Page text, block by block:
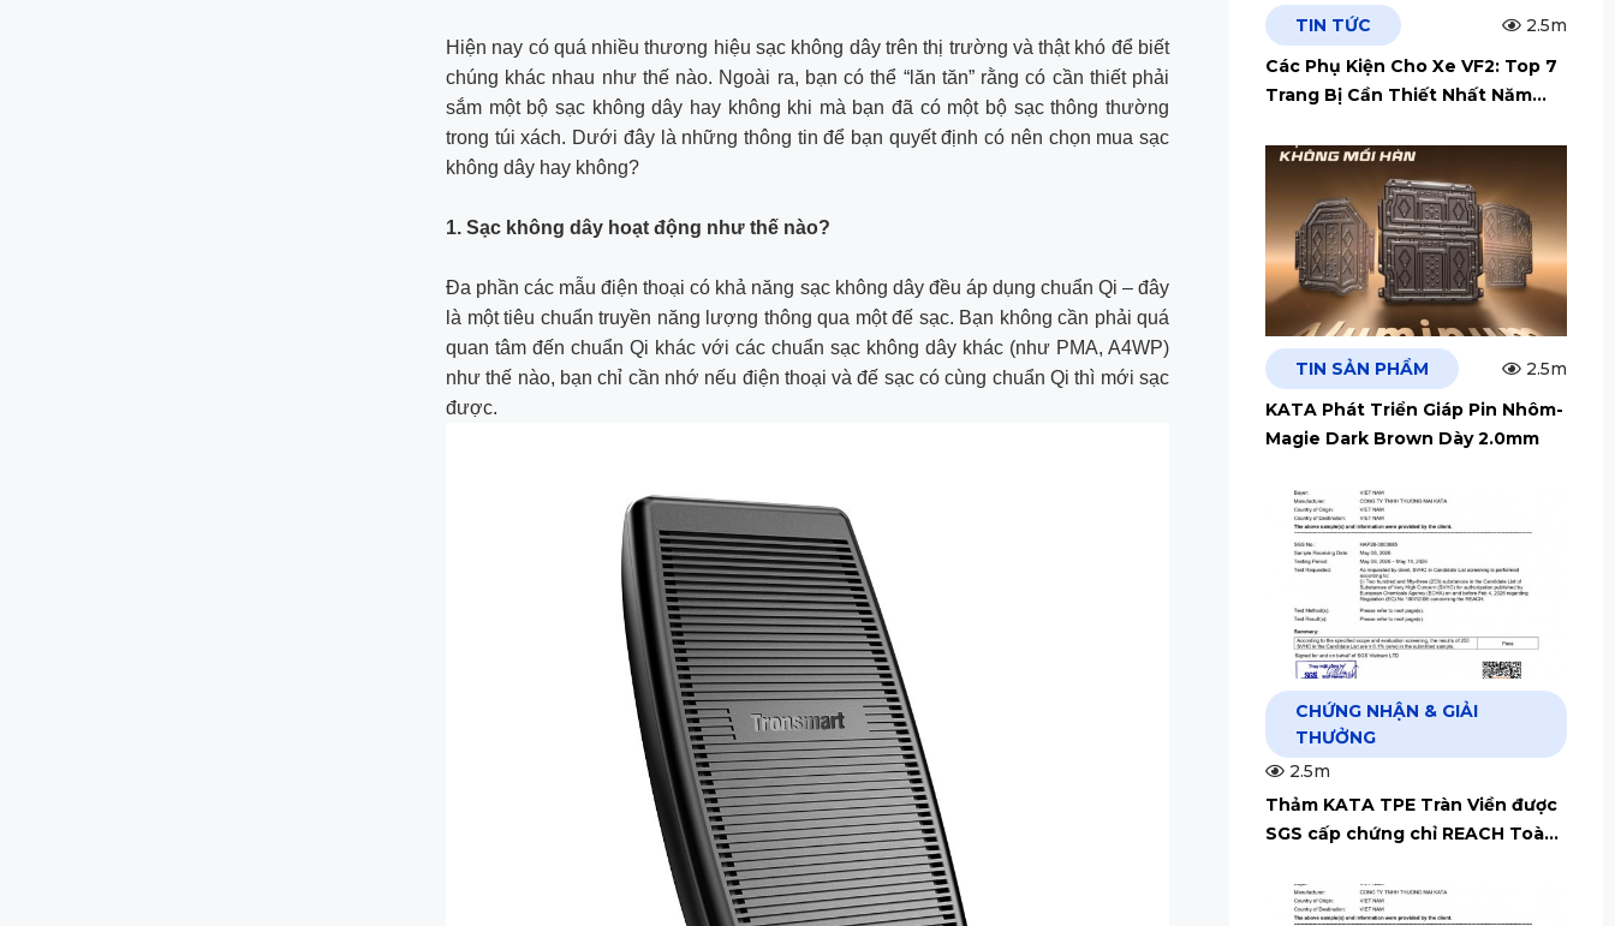
Hiện nay có quá nhiều thương hiệu sạc không dây trên thị trường và thật khó để biết
chúng khác nhau như thế nào. Ngoài ra, bạn có thể “lăn tăn” rằng có cần thiết phải
sắm một bộ sạc không dây hay không khi mà bạn đã có một bộ sạc thông thường
trong túi xách. Dưới đây là những thông tin để bạn quyết định có nên chọn mua sạc
không dây hay không?
1. Sạc không dây hoạt động như thế nào?
Đa phần các mẫu điện thoại có khả năng sạc không dây đều áp dụng chuẩn Qi – đây
là một tiêu chuẩn truyền năng lượng thông qua một đế sạc. Bạn không cần phải quá
quan tâm đến chuẩn Qi khác với các chuẩn sạc không dây khác (như PMA, A4WP)
như thế nào, bạn chỉ cần nhớ nếu điện thoại và đế sạc có cùng chuẩn Qi thì mới sạc
được.
TIN TỨC
2.5m
Các Phụ Kiện Cho Xe VF2: Top 7
Trang Bị Cần Thiết Nhất Năm
TIN SẢN PHẨM
2.5m
KATA Phát Triển Giáp Pin Nhôm-
Magie Dark Brown Dày 2.0mm
CHỨNG NHẬN & GIẢI
THƯỞNG
2.5m
Thảm KATA TPE Tràn Viền được
SGS cấp chứng chỉ REACH Toàn